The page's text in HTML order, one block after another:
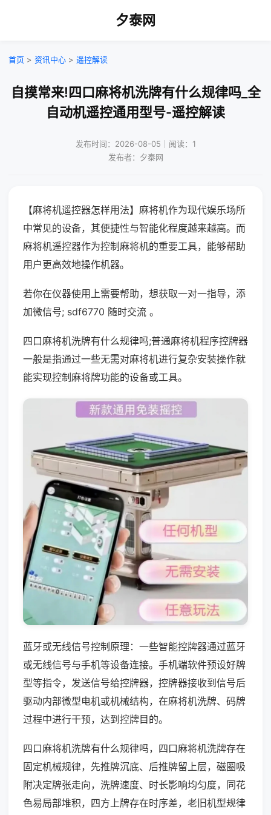
夕泰网
首页 > 资讯中心 > 遥控解读
自摸常来!四口麻将机洗牌有什么规律吗_全
自动机遥控通用型号-遥控解读
发布时间：2026-08-05｜阅读：1
发布者：夕泰网
【麻将机遥控器怎样用法】麻将机作为现代娱乐场所
中常见的设备，其便捷性与智能化程度越来越高。而
麻将机遥控器作为控制麻将机的重要工具，能够帮助
用户更高效地操作机器。
若你在仪器使用上需要帮助，想获取一对一指导，添
加微信号; sdf6770 随时交流 。
四口麻将机洗牌有什么规律吗;普通麻将机程序控牌器
一般是指通过一些无需对麻将机进行复杂安装操作就
能实现控制麻将牌功能的设备或工具。
蓝牙或无线信号控制原理：一些智能控牌器通过蓝牙
或无线信号与手机等设备连接。手机端软件预设好牌
型等指令，发送信号给控牌器，控牌器接收到信号后
驱动内部微型电机或机械结构，在麻将机洗牌、码牌
过程中进行干预，达到控牌目的。
四口麻将机洗牌有什么规律吗，四口麻将机洗牌存在
固定机械规律，先推牌沉底、后推牌留上层，磁圈吸
附决定牌张走向，洗牌速度、时长影响均匀度，同花
色易局部堆积，四方上牌存在时序差，老旧机型规律